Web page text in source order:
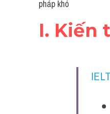
pháp khó
I. Kiến